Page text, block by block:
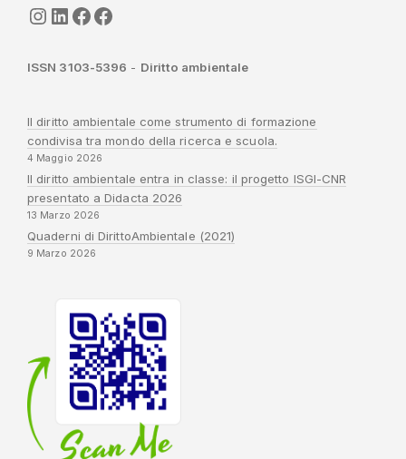
seguici
LinkedIn
ISGI-CNRSapienza
ISSN 3103-5396 - Diritto ambientale
Il diritto ambientale come strumento di formazione
condivisa tra mondo della ricerca e scuola.
4 Maggio 2026
Il diritto ambientale entra in classe: il progetto ISGI-CNR
presentato a Didacta 2026
13 Marzo 2026
Quaderni di DirittoAmbientale (2021)
9 Marzo 2026